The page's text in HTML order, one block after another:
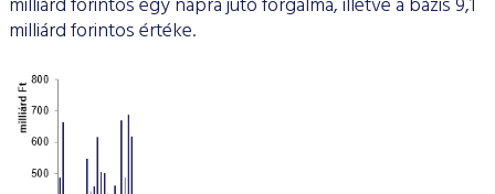
milliárd forintos értéke.